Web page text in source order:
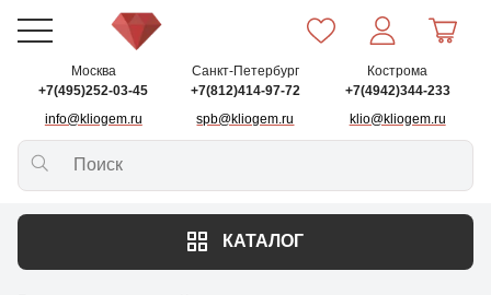
Москва
+7(495)252-03-45
info@kliogem.ru
Санкт-Петербург
+7(812)414-97-72
spb@kliogem.ru
Кострома
+7(4942)344-233
klio@kliogem.ru
КАТАЛОГ